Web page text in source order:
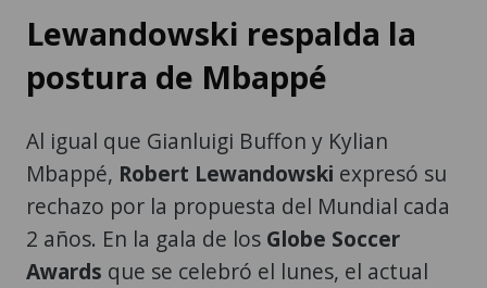
Lewandowski respalda la
postura de Mbappé
Al igual que Gianluigi Buffon y Kylian
Mbappé, Robert Lewandowski expresó su
rechazo por la propuesta del Mundial cada
2 años. En la gala de los Globe Soccer
Awards que se celebró el lunes, el actual